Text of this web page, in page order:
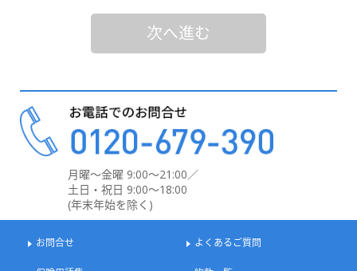
次へ進む
月曜～金曜 9:00～21:00／
土日・祝日 9:00～18:00
(年末年始を除く)
お問合せ よくあるご質問